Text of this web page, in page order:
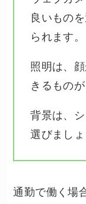
良いもの
られます。
照明は、
きるもの
背景は、
選びましょ
通勤で働く場